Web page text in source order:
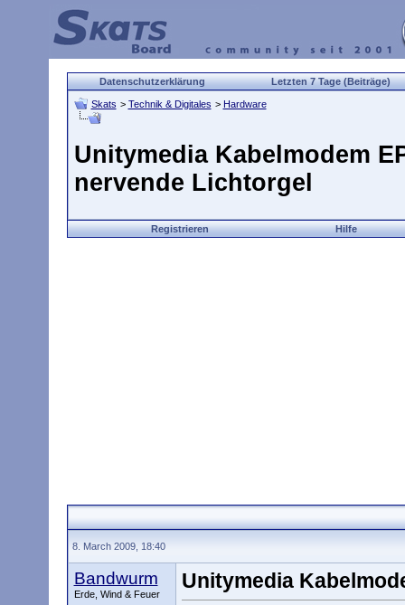
Datenschutzerklärung Letzten 7 Tage (Beiträge)
Skats > Technik & Digitales > Hardware
Unitymedia Kabelmodem
nervende Lichtorgel
Registrieren Hilfe
8. March 2009, 18:40
Bandwurm
Erde, Wind & Feuer
Unitymedia